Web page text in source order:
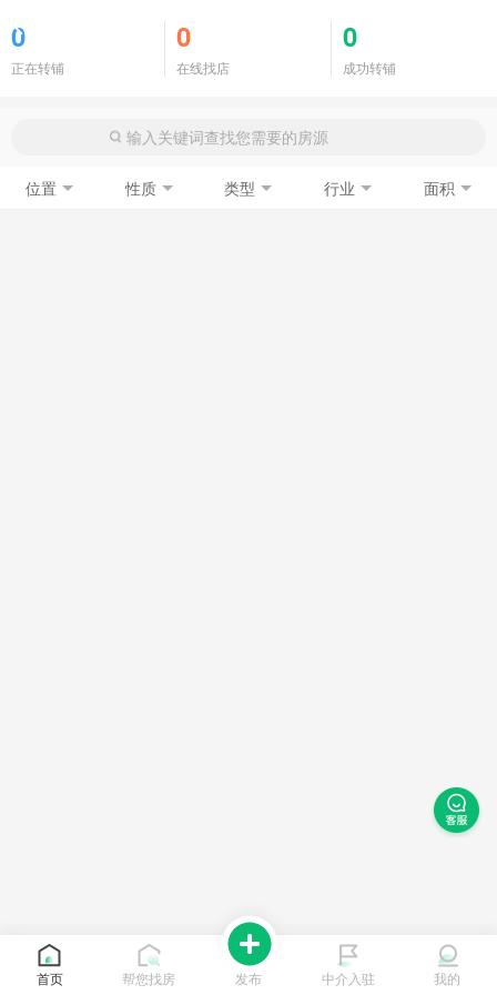
0
正在转铺
0
在线找店
0
成功转铺
位置 性质 类型 行业 面积
首页 帮您找房 发布 中介入驻 我的